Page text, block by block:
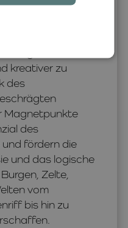
Bauwerken eine
kreativer zu
des
Magnetpunkte
des
fördern die
und das logische
Zelte,
vom
bis hin zu